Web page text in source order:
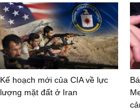
Kế hoạch mới của CIA về lực
lượng mặt đất ở Iran